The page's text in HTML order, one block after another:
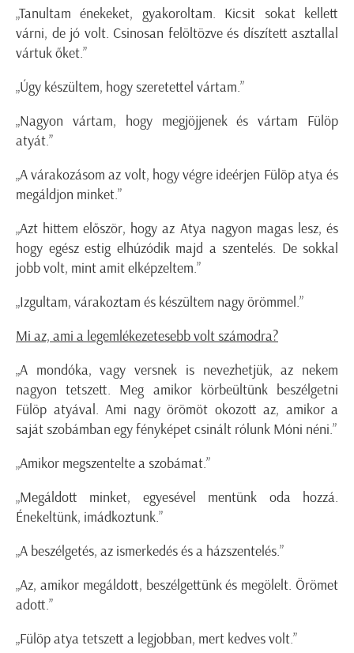
„Tanultam énekeket, gyakoroltam. Kicsit sokat kellett
várni, de jó volt. Csinosan felöltözve és díszített asztallal
vártuk őket.”
„Úgy készültem, hogy szeretettel vártam.”
„Nagyon vártam, hogy megjöjjenek és vártam Fülöp
atyát.”
„A várakozásom az volt, hogy végre ideérjen Fülöp atya és
megáldjon minket.”
„Azt hittem először, hogy az Atya nagyon magas lesz, és
hogy egész estig elhúzódik majd a szentelés. De sokkal
jobb volt, mint amit elképzeltem.”
„Izgultam, várakoztam és készültem nagy örömmel.”
Mi az, ami a legemlékezetesebb volt számodra?
„A mondóka, vagy versnek is nevezhetjük, az nekem
nagyon tetszett. Meg amikor körbeültünk beszélgetni
Fülöp atyával. Ami nagy örömöt okozott az, amikor a
saját szobámban egy fényképet csinált rólunk Móni néni.”
„Amikor megszentelte a szobámat.”
„Megáldott minket, egyesével mentünk oda hozzá.
Énekeltünk, imádkoztunk.”
„A beszélgetés, az ismerkedés és a házszentelés.”
„Az, amikor megáldott, beszélgettünk és megölelt. Örömet
adott.”
„Fülöp atya tetszett a legjobban, mert kedves volt.”